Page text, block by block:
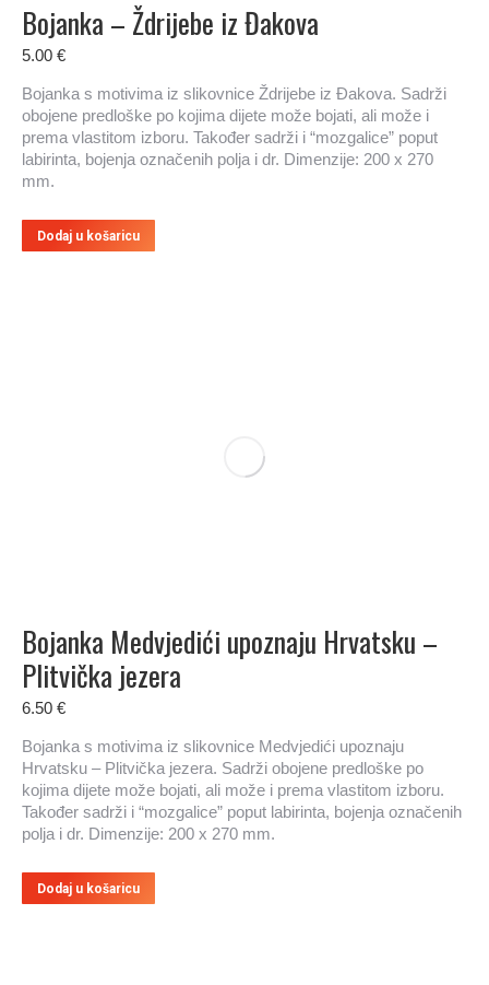
Bojanka – Ždrijebe iz Đakova
5.00 €
Bojanka s motivima iz slikovnice Ždrijebe iz Đakova. Sadrži
obojene predloške po kojima dijete može bojati, ali može i
prema vlastitom izboru. Također sadrži i “mozgalice” poput
labirinta, bojenja označenih polja i dr. Dimenzije: 200 x 270
mm.
Dodaj u košaricu
Bojanka Medvjedići upoznaju Hrvatsku –
Plitvička jezera
6.50 €
Bojanka s motivima iz slikovnice Medvjedići upoznaju
Hrvatsku – Plitvička jezera. Sadrži obojene predloške po
kojima dijete može bojati, ali može i prema vlastitom izboru.
Također sadrži i “mozgalice” poput labirinta, bojenja označenih
polja i dr. Dimenzije: 200 x 270 mm.
Dodaj u košaricu